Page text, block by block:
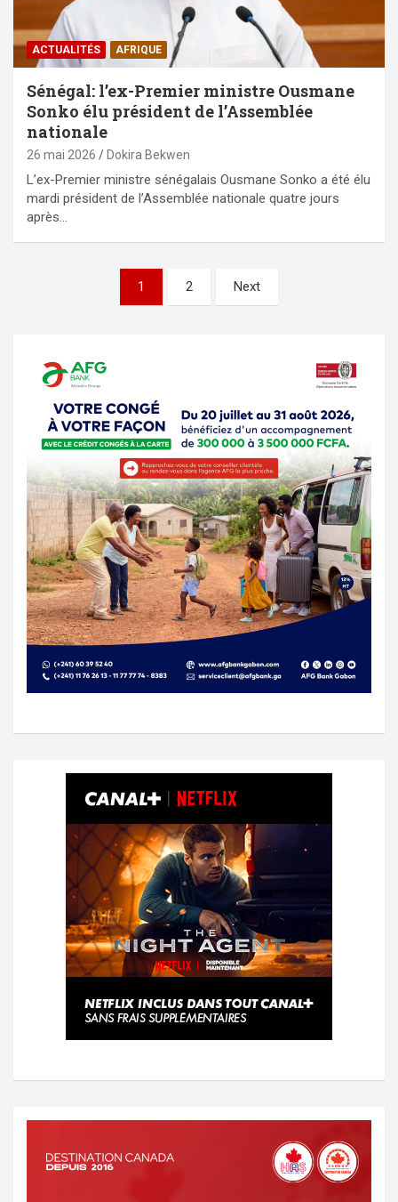
ACTUALITÉS AFRIQUE
Sénégal: l’ex-Premier ministre Ousmane
Sonko élu président de l’Assemblée
nationale
26 mai 2026 Dokira Bekwen
L’ex-Premier ministre sénégalais Ousmane Sonko a été élu
mardi président de l’Assemblée nationale quatre jours
après…
1 2 Next